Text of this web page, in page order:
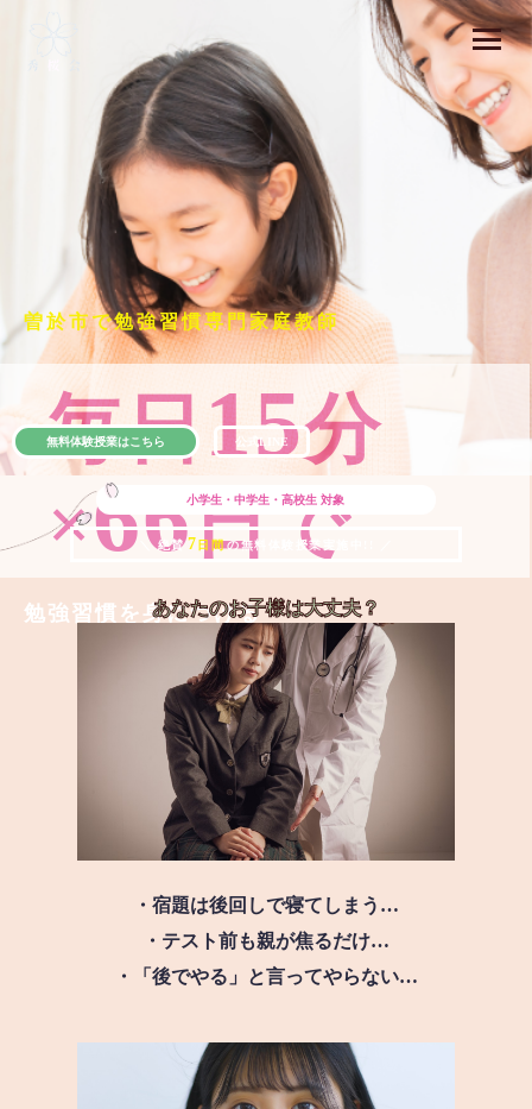
曽於市で勉強習慣専門家庭教師
毎日15分
×66日で
勉強習慣を身につける
小学生・中学生・高校生 対象
＼ 絶賛 7 日間の無料体験授業実施中!! ／
無料体験授業はこちら 公式LINE
あなたのお子様は大丈夫？
・宿題は後回しで寝てしまう…
・テスト前も親が焦るだけ…
・「後でやる」と言ってやらない…